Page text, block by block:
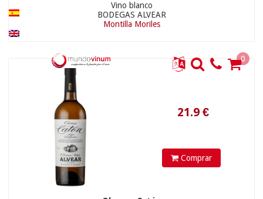
Vino blanco
BODEGAS ALVEAR
Montilla Moriles
Comprar
24.9€
0